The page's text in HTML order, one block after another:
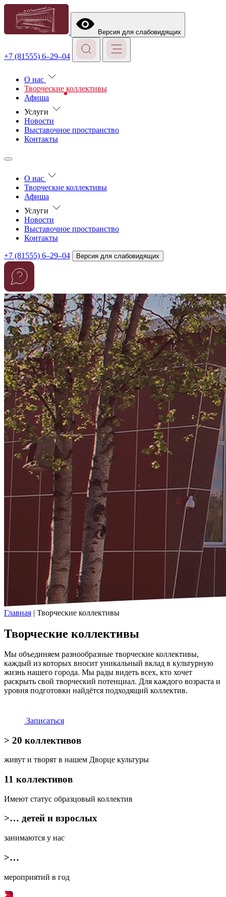
Версия для слабовидящих
+7 (81555) 6–29–04
О нас
Творческие коллективы
Афиша
Услуги
Новости
Выставочное пространство
Контакты
О нас
Творческие коллективы
Афиша
Услуги
Новости
Выставочное пространство
Контакты
+7 (81555) 6–29–04 Версия для слабовидящих
Главная | Творческие коллективы
Творческие коллективы
Мы объединяем разнообразные творческие коллективы,
каждый из которых вносит уникальный вклад в культурную
жизнь нашего города. Мы рады видеть всех, кто хочет
раскрыть свой творческий потенциал. Для каждого возраста и
уровня подготовки найдётся подходящий коллектив.
Записаться
> 20 коллективов
живут и творят в нашем Дворце культуры
11 коллективов
Имеют статус образцовый коллектив
>… детей и взрослых
занимаются у нас
>…
мероприятий в год